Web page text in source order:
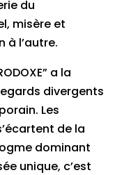
du
misère et
à l’autre.
a la
divergents
Les
de la
dominant
unique, c’est